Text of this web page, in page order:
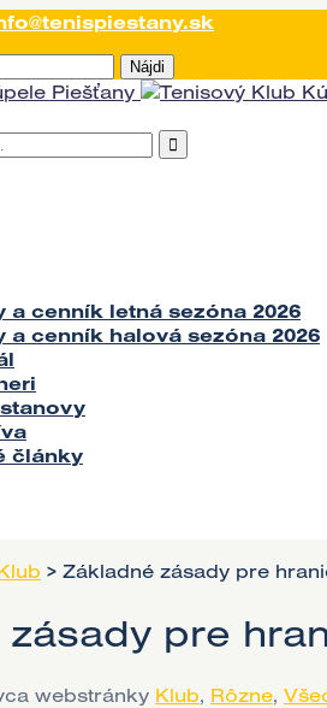
a cenník letná sezóna 2026
a cenník halová sezóna 2026
články
> Základné zásady pre
pre
webstránky Klub, Rôzne,